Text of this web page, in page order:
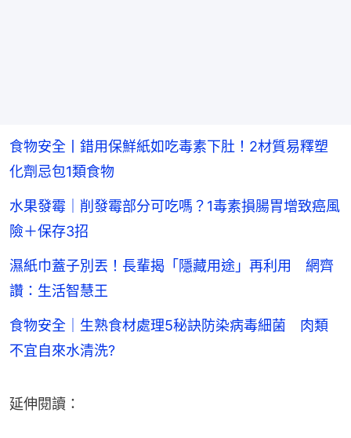
食物安全丨錯用保鮮紙如吃毒素下肚！2材質易釋塑
化劑忌包1類食物
水果發霉｜削發霉部分可吃嗎？1毒素損腸胃增致癌風
險＋保存3招
濕紙巾蓋子別丟！長輩揭「隱藏用途」再利用 網齊
讚：生活智慧王
食物安全｜生熟食材處理5秘訣防染病毒細菌 肉類
不宜自來水清洗?
延伸閱讀：